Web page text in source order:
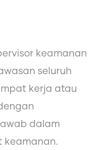
keamanan
seluruh
kerja atau
dalam
keamanan.